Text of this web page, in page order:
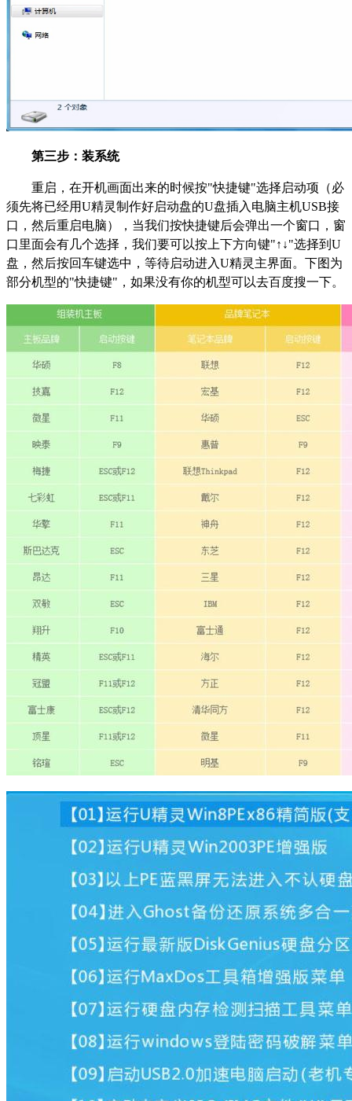
第三步：装系统
重启，在开机画面出来的时候按"快捷键"选择启动项（必
须先将已经用U精灵制作好启动盘的U盘插入电脑主机USB接
口，然后重启电脑），当我们按快捷键后会弹出一个窗口，窗
口里面会有几个选择，我们要可以按上下方向键"↑↓"选择到U
盘，然后按回车键选中，等待启动进入U精灵主界面。下图为
部分机型的"快捷键"，如果没有你的机型可以去百度搜一下。